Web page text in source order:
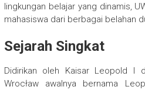
lingkungan belajar yang dinamis,
mahasiswa dari berbagai belahan
Sejarah Singkat
Didirikan oleh Kaisar Leopold I
Wrocław awalnya bernama